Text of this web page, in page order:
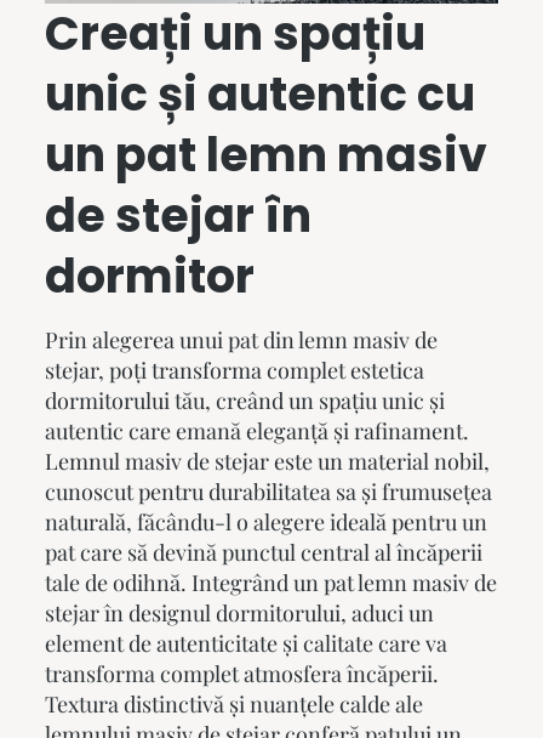
Creați un spațiu
unic și autentic cu
un pat lemn masiv
de stejar în
dormitor
Prin alegerea unui pat din lemn masiv de
stejar, poți transforma complet estetica
dormitorului tău, creând un spațiu unic și
autentic care emană eleganță și rafinament.
Lemnul masiv de stejar este un material nobil,
cunoscut pentru durabilitatea sa și frumusețea
naturală, făcându-l o alegere ideală pentru un
pat care să devină punctul central al încăperii
tale de odihnă. Integrând unpat lemn masivde
stejar în designul dormitorului, aduci un
element de autenticitate și calitate care va
transforma complet atmosfera încăperii.
Textura distinctivă și nuanțele calde ale